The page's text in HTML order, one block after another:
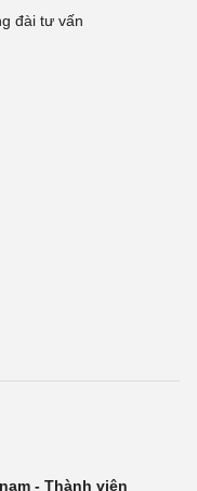
đài tư vấn
- Thành viên